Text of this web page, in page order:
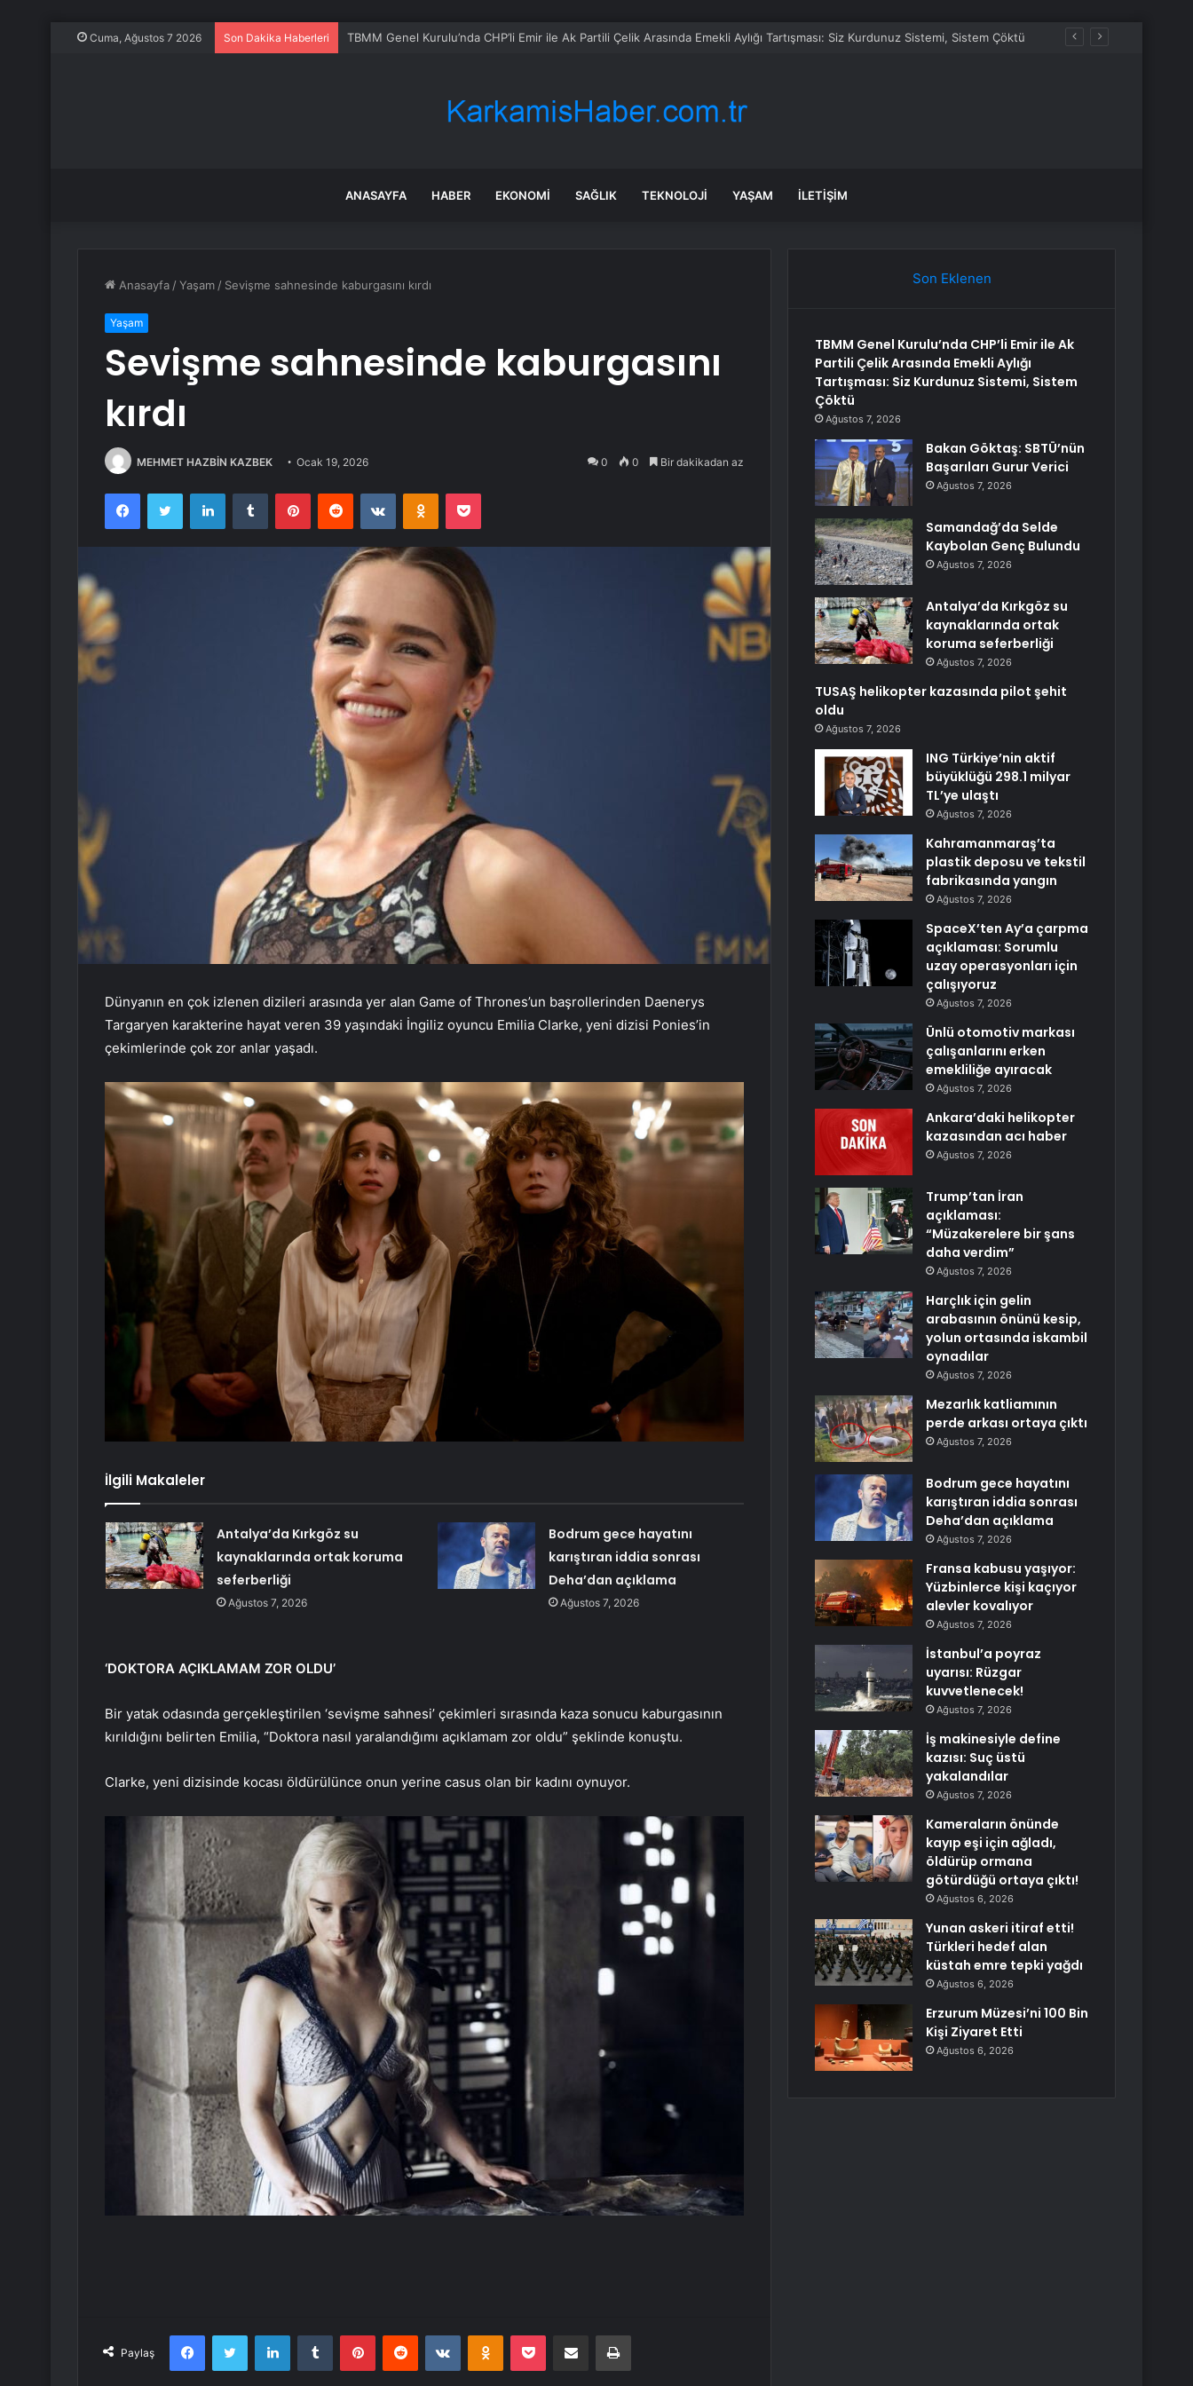
Cuma, Ağustos 7 2026 Son Dakika Haberleri TBMM Genel Kurulu’nda CHP’li Emir ile Ak Partili Çelik Arasında Emekli Aylığı Tartışması: Siz Kurdunuz Sistemi, Sistem Çöktü
ANASAYFA HABER EKONOMI SAĞLIK TEKNOLOJI YAŞAM İLETIŞIM
Anasayfa /Yaşam / Sevişme sahnesinde kaburgasını kırdı
Yaşam
Sevişme sahnesinde kaburgasını
kırdı
MEHMET HAZBİN KAZBEK Ocak 19, 2026 0 0 Bir dakikadan az
FacebookTwitter LinkedInTumblr PinterestReddit VKontakteOdnoklassniki
Pocket
Dünyanın en çok izlenen dizileri arasında yer alan Game of Thrones’un başrollerinden Daenerys
Targaryen karakterine hayat veren 39 yaşındaki İngiliz oyuncu Emilia Clarke, yeni dizisi Ponies’in
çekimlerinde çok zor anlar yaşadı.
İlgili Makaleler
Antalya’da Kırkgöz su
kaynaklarında ortak koruma
seferberliği
Ağustos 7, 2026
Bodrum gece hayatını
karıştıran iddia sonrası
Deha’dan açıklama
Ağustos 7, 2026
‘DOKTORA AÇIKLAMAM ZOR OLDU’
Bir yatak odasında gerçekleştirilen ‘sevişme sahnesi’ çekimleri sırasında kaza sonucu kaburgasının
kırıldığını belirten Emilia, “Doktora nasıl yaralandığımı açıklamam zor oldu” şeklinde konuştu.
Clarke, yeni dizisinde kocası öldürülünce onun yerine casus olan bir kadını oynuyor.
Paylaş
FacebookTwitter LinkedInTumblr PinterestReddit VKontakteOdnoklassniki
Pocket E-Posta ile paylaş Yazdır
Son Eklenen
TBMM Genel Kurulu’nda CHP’li Emir ile Ak
Partili Çelik Arasında Emekli Aylığı
Tartışması: Siz Kurdunuz Sistemi, Sistem
Çöktü
Ağustos 7, 2026
Bakan Göktaş: SBTÜ’nün
Başarıları Gurur Verici
Ağustos 7, 2026
Samandağ’da Selde
Kaybolan Genç Bulundu
Ağustos 7, 2026
Antalya’da Kırkgöz su
kaynaklarında ortak
koruma seferberliği
Ağustos 7, 2026
TUSAŞ helikopter kazasında pilot şehit
oldu
Ağustos 7, 2026
ING Türkiye’nin aktif
büyüklüğü 298.1 milyar
TL’ye ulaştı
Ağustos 7, 2026
Kahramanmaraş’ta
plastik deposu ve tekstil
fabrikasında yangın
Ağustos 7, 2026
SpaceX’ten Ay’a çarpma
açıklaması: Sorumlu
uzay operasyonları için
çalışıyoruz
Ağustos 7, 2026
Ünlü otomotiv markası
çalışanlarını erken
emekliliğe ayıracak
Ağustos 7, 2026
Ankara’daki helikopter
kazasından acı haber
Ağustos 7, 2026
Trump’tan İran
açıklaması:
“Müzakerelere bir şans
daha verdim”
Ağustos 7, 2026
Harçlık için gelin
arabasının önünü kesip,
yolun ortasında iskambil
oynadılar
Ağustos 7, 2026
Mezarlık katliamının
perde arkası ortaya çıktı
Ağustos 7, 2026
Bodrum gece hayatını
karıştıran iddia sonrası
Deha’dan açıklama
Ağustos 7, 2026
Fransa kabusu yaşıyor:
Yüzbinlerce kişi kaçıyor
alevler kovalıyor
Ağustos 7, 2026
İstanbul’a poyraz
uyarısı: Rüzgar
kuvvetlenecek!
Ağustos 7, 2026
İş makinesiyle define
kazısı: Suç üstü
yakalandılar
Ağustos 7, 2026
Kameraların önünde
kayıp eşi için ağladı,
öldürüp ormana
götürdüğü ortaya çıktı!
Ağustos 6, 2026
Yunan askeri itiraf etti!
Türkleri hedef alan
küstah emre tepki yağdı
Ağustos 6, 2026
Erzurum Müzesi’ni 100 Bin
Kişi Ziyaret Etti
Ağustos 6, 2026